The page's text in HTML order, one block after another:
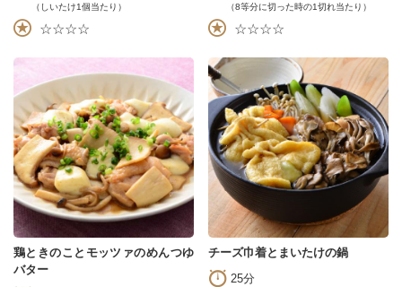
（しいたけ1個当たり）
☆☆☆☆
（8等分に切った時の1切れ当たり）
☆☆☆☆
鶏ときのことモッツァのめんつゆ
バター
チーズ巾着とまいたけの鍋
25分